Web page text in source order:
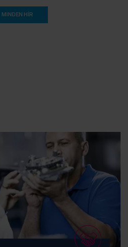
MINDEN HÍR